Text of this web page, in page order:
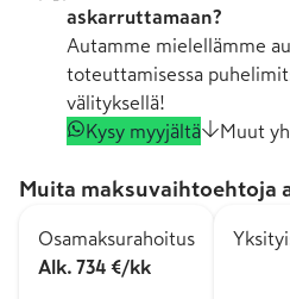
askarruttamaan?
Autamme mielellämme
toteuttamisessa
välityksellä!
Kysy myyjältä
Muut
Muita maksuvaihtoehtoja
Osamaksurahoitus
Alk. 734 €/kk